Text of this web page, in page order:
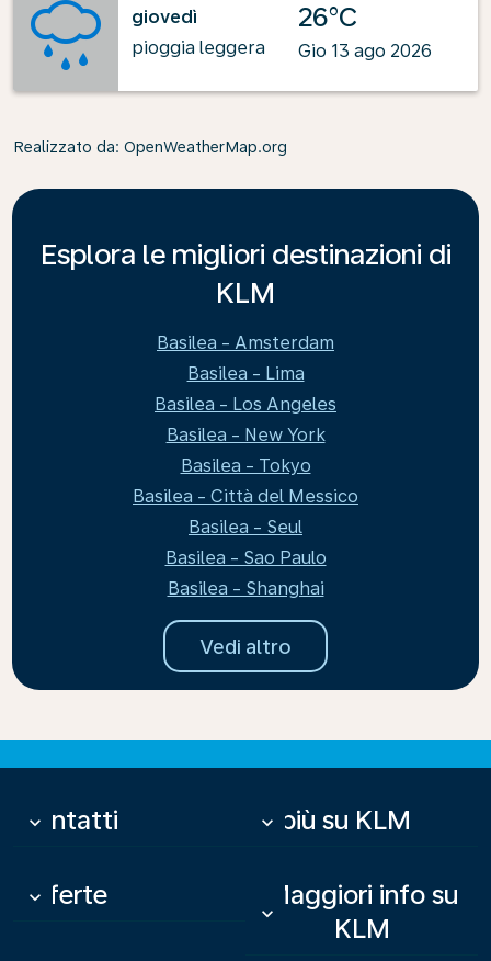
giovedì
pioggia leggera
26°C
Gio 13 ago 2026
Realizzato da: OpenWeatherMap.org
Esplora le migliori destinazioni di
KLM
Basilea - Amsterdam
Basilea - Lima
Basilea - Los Angeles
Basilea - New York
Basilea - Tokyo
Basilea - Città del Messico
Basilea - Seul
Basilea - Sao Paulo
Basilea - Shanghai
Vedi altro
Contatti
keyboard_arrow_down Di più su KLM
keyboard_arrow_down
Offerte
keyboard_arrow_down
Maggiori info su
KLM
keyboard_arrow_down